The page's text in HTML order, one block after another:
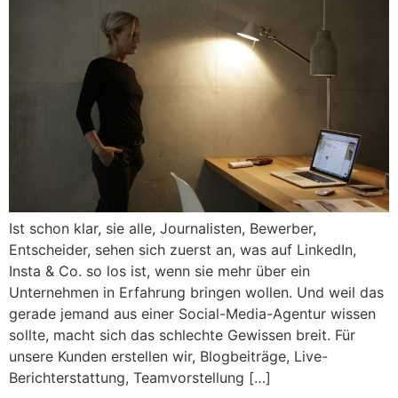
Ist schon klar, sie alle, Journalisten, Bewerber,
Entscheider, sehen sich zuerst an, was auf LinkedIn,
Insta & Co. so los ist, wenn sie mehr über ein
Unternehmen in Erfahrung bringen wollen. Und weil das
gerade jemand aus einer Social-Media-Agentur wissen
sollte, macht sich das schlechte Gewissen breit. Für
unsere Kunden erstellen wir, Blogbeiträge, Live-
Berichterstattung, Teamvorstellung […]